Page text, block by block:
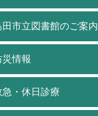
田市立図書館のご案内
災情報
急・休日診療